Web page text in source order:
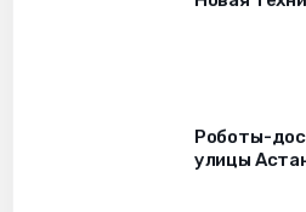
Роботы-
улицы